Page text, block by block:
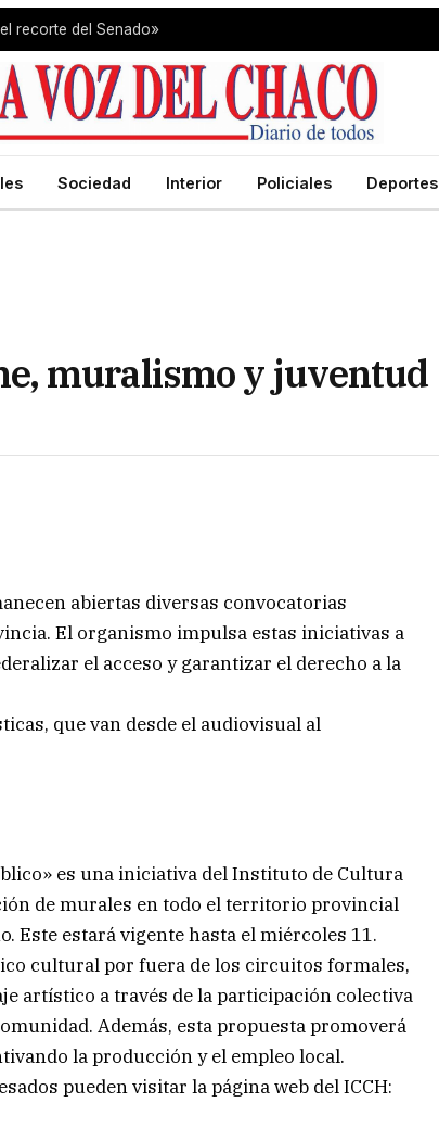
recorte del Senado»
Sociedad Interior Policiales Deportes
muralismo y juventud
abiertas diversas convocatorias
El organismo impulsa estas iniciativas a
el acceso y garantizar el derecho a la
que van desde el audiovisual al
es una iniciativa del Instituto de Cultura
de murales en todo el territorio provincial
Este estará vigente hasta el miércoles 11.
cultural por fuera de los circuitos formales,
artístico a través de la participación colectiva
Además, esta propuesta promoverá
la producción y el empleo local.
pueden visitar la página web del ICCH: